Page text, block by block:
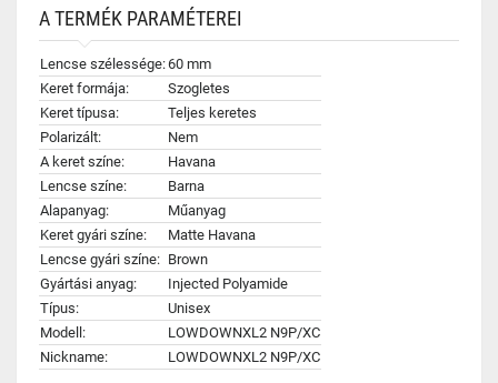
A TERMÉK PARAMÉTEREI
Lencse szélessége:60 mm
Keret formája:
Szogletes
Keret típusa:
Teljes keretes
Polarizált:
Nem
A keret színe:
Havana
Lencse színe:
Barna
Alapanyag:
Műanyag
Keret gyári színe:
Matte Havana
Lencse gyári színe: Brown
Gyártási anyag:
Injected Polyamide
Típus:
Unisex
Modell:
LOWDOWNXL2 N9P/XC
Nickname:
LOWDOWNXL2 N9P/XC